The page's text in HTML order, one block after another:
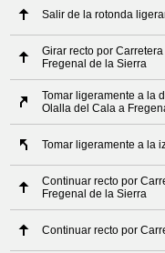
Salir de la rotonda
Girar recto por
Fregenal de la Sierra
Tomar ligeramente a la
Olalla del Cala a
Tomar ligeramente a la
Continuar recto por
Fregenal de la Sierra
Continuar recto por